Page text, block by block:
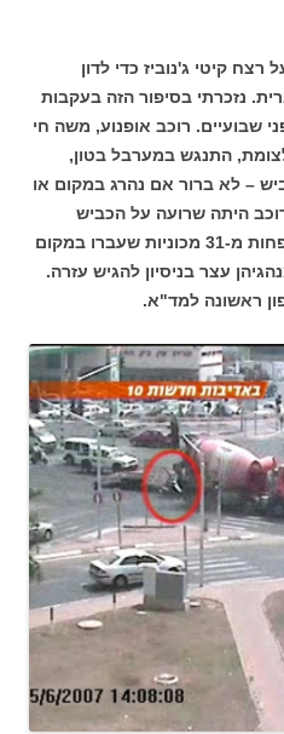
קיטי ג'נוביז כדי לדון
נזכרתי בסיפור הזה בעקבות
שבועיים. רוכב אופנוע, משה חי
שנכנס לצומת, התנגש במערבל בטון,
– לא ברור אם נהרג במקום או
היתה שרועה על הכביש
והמצלמה שבצומת תיעדה לא פחות מ-31 מכוניות שעברו במקום
עצר בניסיון להגיש עזרה.